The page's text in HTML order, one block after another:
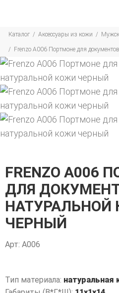
Каталог Аксессуары из кожи
Frenzo А006 Портмоне для
FRENZO А006
ДЛЯ
НАТУРАЛЬНОЙ
ЧЕРНЫЙ
Арт: A006
Тип материала: натуральная